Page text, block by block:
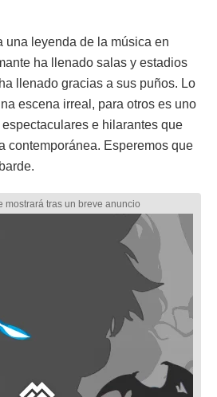
una leyenda de la música en
ha llenado salas y estadios
llenado gracias a sus puños. Lo
escena irreal, para otros es uno
e hilarantes que
contemporánea. Esperemos que